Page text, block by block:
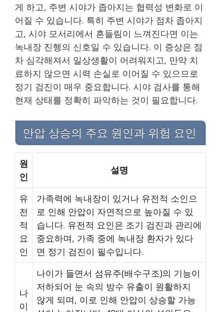
게 하고, 주변 시야가 좁아지는 협력성 변화로 이
어질 수 있습니다. 특히 주변 시야가 점차 좁아지
고, 시야 모서리에서 흔들림이 느껴진다면 이는
녹내장 진행의 신호일 수 있습니다. 이 증상은 점
차 심각해져서 일상생활이 어려워지고, 만약 치
료하지 않으면 시력 손실로 이어질 수 있으므로
정기 검진이 매우 중요합니다. 시야 검사를 통해
현재 상태를 정확히 파악하는 것이 필요합니다.
안압 상승의 주요 원인과 위험 요인
원
인
설명
유
전
적
요
인
가족력에 녹내장이 있거나 유전적 소인으
로 인해 안압이 자연적으로 높아질 수 있
습니다. 유전적 요인은 조기 검진과 관리에
중요하며, 가족 중에 녹내장 환자가 있다
면 정기 검진이 필수입니다.
나
이
나이가 들면서 섬유주(배수구조)의 기능이
저하되어 눈 속의 방수 유출이 원활하지
않게 되며, 이로 인해 안압이 상승할 가능